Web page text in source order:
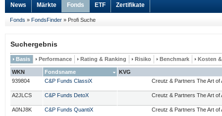
News Märkte Fonds ETF Zertifikate
Fonds » FondsFinder » Profi Suche
Suchergebnis
Basis Performance Rating & Ranking Risiko Benchmark Kosten
WKN Fondsname
KVG
939804
C&P Funds ClassiX Creutz & Partners The Art of
A2JLCS C&P Funds DetoX Creutz & Partners The Art of
A0NJ8K C&P Funds QuantiX Creutz & Partners The Art of